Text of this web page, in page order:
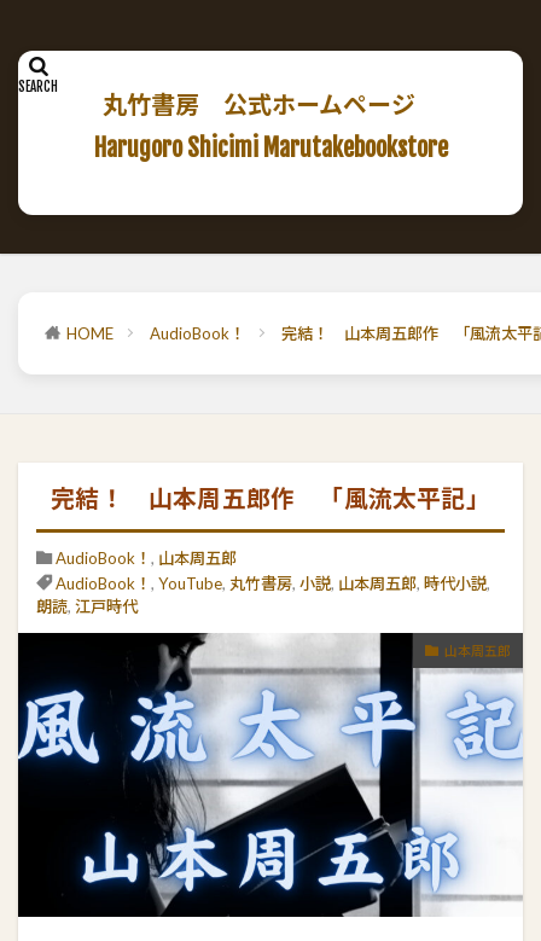
丸竹書房 公式ホームページ
Harugoro Shicimi Marutakebookstore
HOME AudioBook！ 完結！ 山本周五郎作 「風流太平
完結！ 山本周五郎作 「風流太平記」
AudioBook！ , 山本周五郎
AudioBook！ , YouTube, 丸竹書房, 小説, 山本周五郎, 時代小説,
朗読, 江戸時代
山本周五郎